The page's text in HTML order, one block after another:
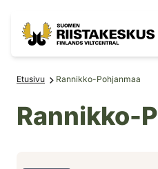
Etusivu Rannikko-Pohjanmaa
Rannikko-